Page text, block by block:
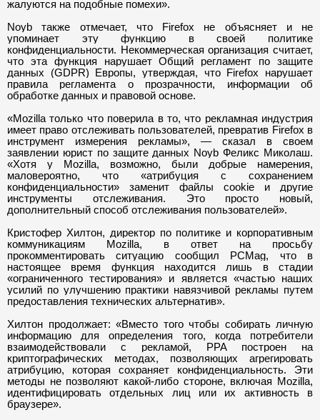
жалуются на подобные помехи».
Noybтакже отмечает, что Firefox не объясняет и не
упоминает эту функцию в своей политике
конфиденциальности. Некоммерческая организация считает,
что эта функция нарушает Общий регламент по защите
данных (GDPR) Европы, утверждая, что Firefox нарушает
правила регламента о прозрачности, информации об
обработке данных и правовой основе.
«Mozillaтолько что поверила в то, что рекламная индустрия
имеет право отслеживать пользователей, превратив Firefox в
инструмент измерения рекламы», — сказал в своем
заявлении юрист по защите данных Noyb Феликс Миколаш.
«Хотя у Mozilla, возможно, были добрые намерения,
маловероятно, что «атрибуция с сохранением
конфиденциальности» заменит файлы cookie и другие
инструменты отслеживания. Это просто новый,
дополнительный способ отслеживания пользователей».
Кристофер Хилтон, директор по политике и корпоративным
коммуникациям Mozilla, в ответ на просьбу
прокомментировать ситуацию сообщил PCMag, что в
настоящее время функция находится лишь в стадии
«ограниченного тестирования» и является «частью наших
усилий по улучшению практики навязчивой рекламы путем
предоставления технических альтернатив».
Хилтон продолжает: «Вместо того чтобы собирать личную
информацию для определения того, когда потребители
взаимодействовали с рекламой, PPA построен на
криптографических методах, позволяющих агрегировать
атрибуцию, которая сохраняет конфиденциальность. Эти
методы не позволяют какой-либо стороне, включая Mozilla,
идентифицировать отдельных лиц или их активность в
браузере».